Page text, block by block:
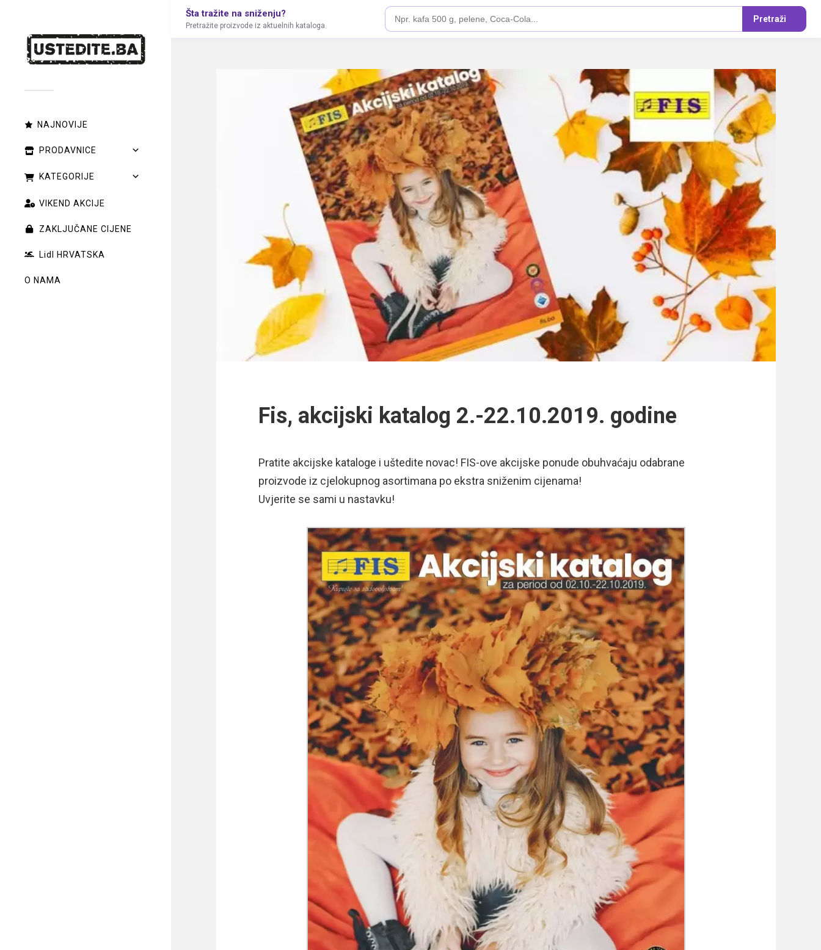
NAJNOVIJE
PRODAVNICE
KATEGORIJE
VIKEND AKCIJE
ZAKLJUČANE CIJENE
Lidl HRVATSKA
O NAMA
Šta tražite na sniženju?
Pretražite proizvode iz aktuelnih kataloga.
Pretraži
Fis, akcijski katalog 2.-22.10.2019. godine
Pratite akcijske kataloge i uštedite novac! FIS-ove akcijske ponude obuhvaćaju odabrane
proizvode iz cjelokupnog asortimana po ekstra sniženim cijenama!
Uvjerite se sami u nastavku!